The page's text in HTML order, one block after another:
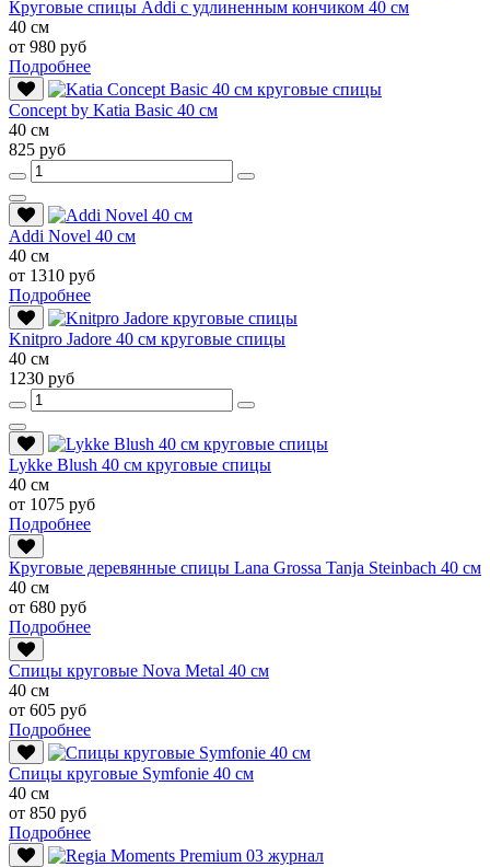
Круговые спицы Addi с удлиненным кончиком 40 см
40 см
от 980 руб
Подробнее
Conсept by Katia Basic 40 см
40 см
825 руб
Addi Novel 40 см
40 см
от 1310 руб
Подробнее
Knitpro Jadore 40 см круговые спицы
40 см
1230 руб
Lykke Blush 40 см круговые спицы
40 см
от 1075 руб
Подробнее
Круговые деревянные спицы Lana Grossa Tanja Steinbach 40 см
40 см
от 680 руб
Подробнее
Спицы круговые Nova Metal 40 см
40 см
от 605 руб
Подробнее
Спицы круговые Symfonie 40 см
40 см
от 850 руб
Подробнее